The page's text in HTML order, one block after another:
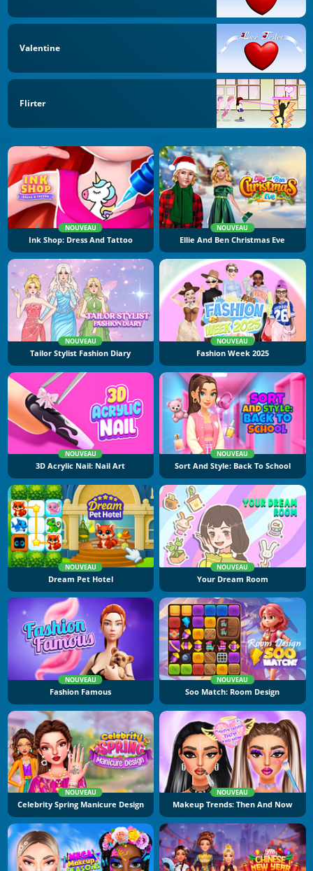
Valentine
Flirter
NOUVEAU
Ink Shop: Dress And Tattoo
NOUVEAU
Ellie And Ben Christmas Eve
NOUVEAU
Tailor Stylist Fashion Diary
NOUVEAU
Fashion Week 2025
NOUVEAU
3D Acrylic Nail: Nail Art
NOUVEAU
Sort And Style: Back To School
NOUVEAU
Dream Pet Hotel
NOUVEAU
Your Dream Room
NOUVEAU
Fashion Famous
NOUVEAU
Soo Match: Room Design
NOUVEAU
Celebrity Spring Manicure Design
NOUVEAU
Makeup Trends: Then And Now